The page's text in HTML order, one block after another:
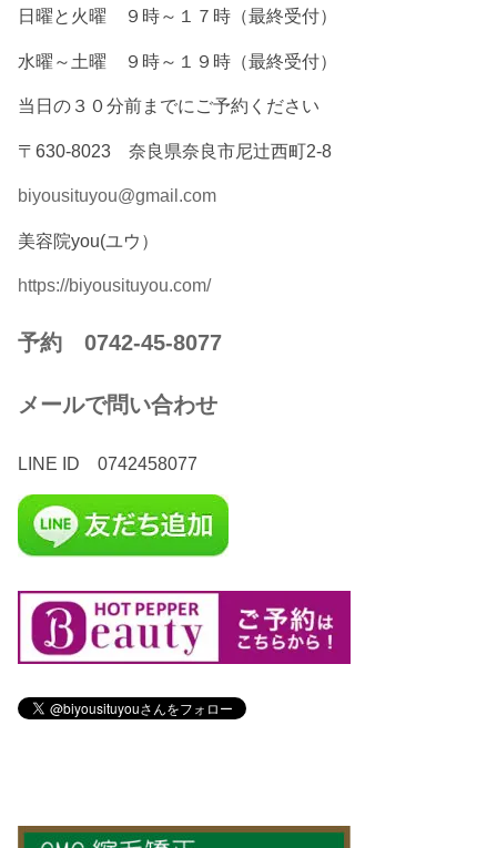
日曜と火曜 ９時～１７時（最終受付）
水曜～土曜 ９時～１９時（最終受付）
当日の３０分前までにご予約ください
〒630-8023 奈良県奈良市尼辻西町2-8
biyousituyou@gmail.com
美容院you(ユウ）
https://biyousituyou.com/
予約 0742-45-8077
メールで問い合わせ
LINE ID 0742458077